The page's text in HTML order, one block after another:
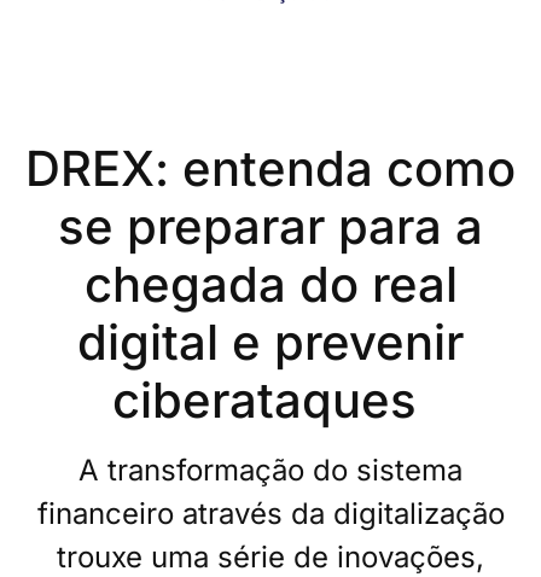
DREX: entenda como
se preparar para a
chegada do real
digital e prevenir
ciberataques
A transformação do sistema
financeiro através da digitalização
trouxe uma série de inovações,